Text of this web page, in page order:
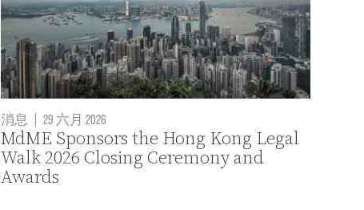
消息 | 29 六月 2026
MdME Sponsors the Hong Kong Legal
Walk 2026 Closing Ceremony and
Awards